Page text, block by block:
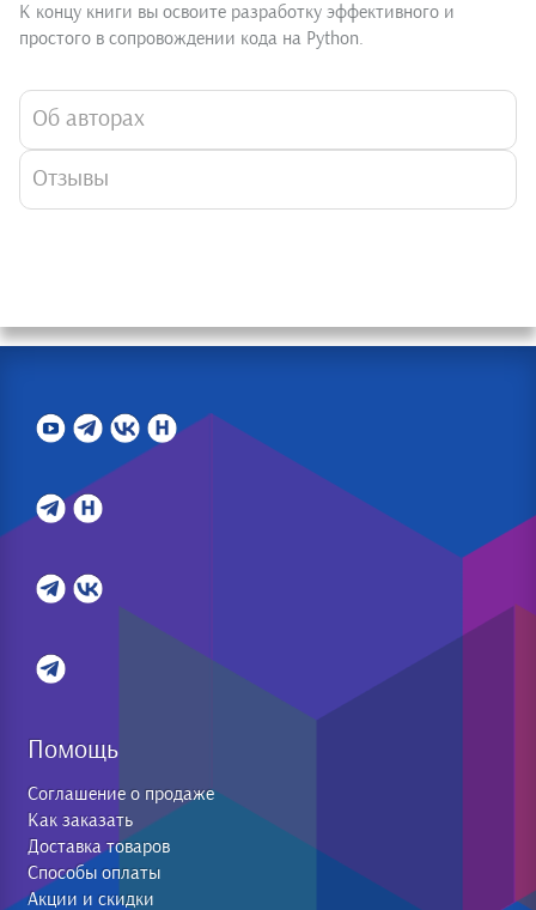
К концу книги вы освоите разработку эффективного и
простого в сопровождении кода на Python.
Об авторах
Отзывы
Помощь
Соглашение о продаже
Как заказать
Доставка товаров
Способы оплаты
Акции и скидки